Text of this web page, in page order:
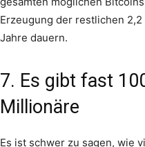
Erzeugung der restlichen
Jahre dauern.
7. Es gibt fast
Millionäre
Es ist schwer zu sagen, wie